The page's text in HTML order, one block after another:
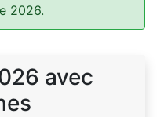
2026.
avec